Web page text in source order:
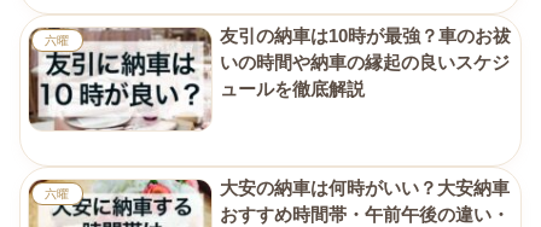
六曜
友引の納車は10時が最強？車のお祓
いの時間や納車の縁起の良いスケジ
ュールを徹底解説
六曜
大安の納車は何時がいい？大安納車
おすすめ時間帯・午前午後の違い・